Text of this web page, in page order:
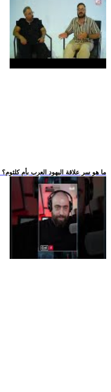
.. ما هو سر علاقة اليهود العرب بأم كلثوم؟